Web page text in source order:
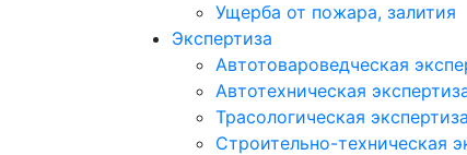
Ущерба от пожара, залития
Экспертиза
Автотовароведческая
Автотехническая
Трасологическая экспертиза
Строительно-техническая